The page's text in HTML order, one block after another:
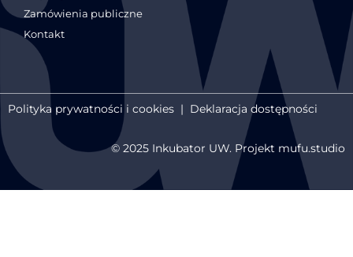
Zamówienia publiczne
Kontakt
Polityka prywatności i cookies | Deklaracja dostępności
© 2025 Inkubator UW. Projekt mufu.studio